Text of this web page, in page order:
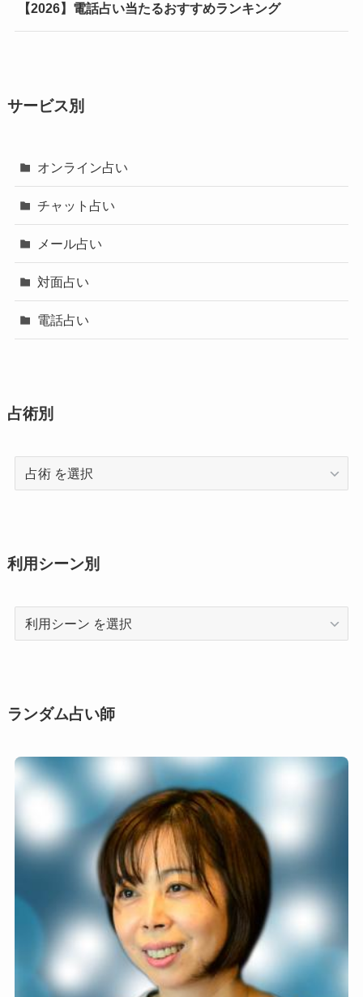
【2026】電話占い当たるおすすめランキング
サービス別
オンライン占い
チャット占い
メール占い
対面占い
電話占い
占術別
術
利用シーン別
利
用
ン
ランダム占い師